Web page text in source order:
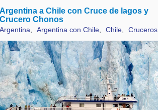
Argentina a Chile con Cruce de lagos y
Crucero Chonos
Argentina Argentina con Chile, Chile, Cruceros